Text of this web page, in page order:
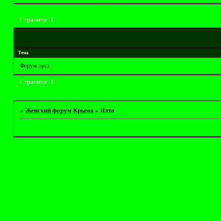
Страница: 1
Тема
Форум пуст.
Страница: 1
» Женский форум Крыма » Ялта